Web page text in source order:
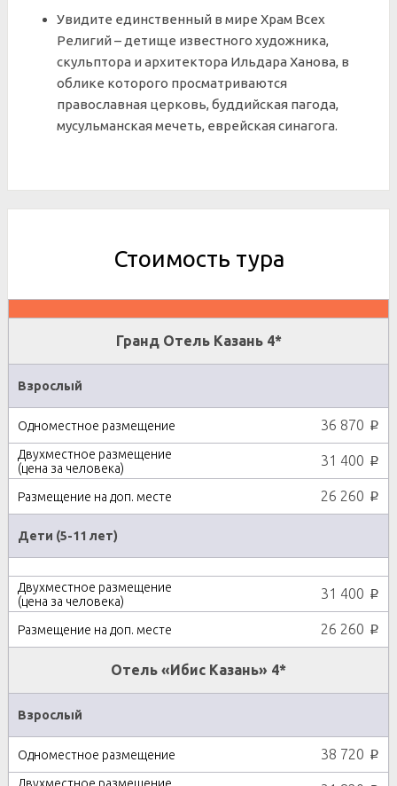
Увидите единственный в мире Храм Всех
Религий – детище известного художника,
скульптора и архитектора Ильдара Ханова, в
облике которого просматриваются
православная церковь, буддийская пагода,
мусульманская мечеть, еврейская синагога.
Стоимость тура
Гранд Отель Казань 4*
Взрослый
36 870 p
31 400 p
26 260 p
Дети (5-11 лет)
31 400 p
26 260 p
Отель «Ибис Казань» 4*
Взрослый
38 720 p